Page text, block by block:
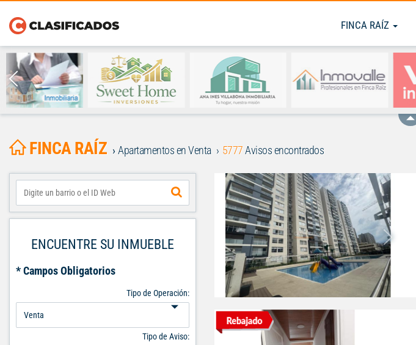
FINCA RAÍZ
FINCA RAÍZ Apartamentos en Venta 5777Avisos encontrados
ENCUENTRE SU INMUEBLE
* Campos Obligatorios
Tipo de Operación:
Tipo de Aviso: